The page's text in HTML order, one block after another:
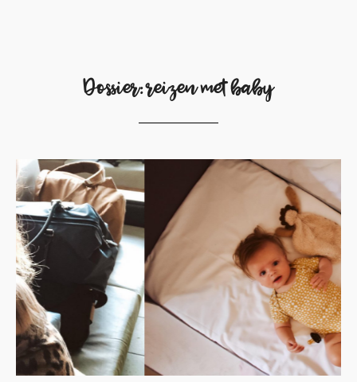
Dossier: reizen met baby